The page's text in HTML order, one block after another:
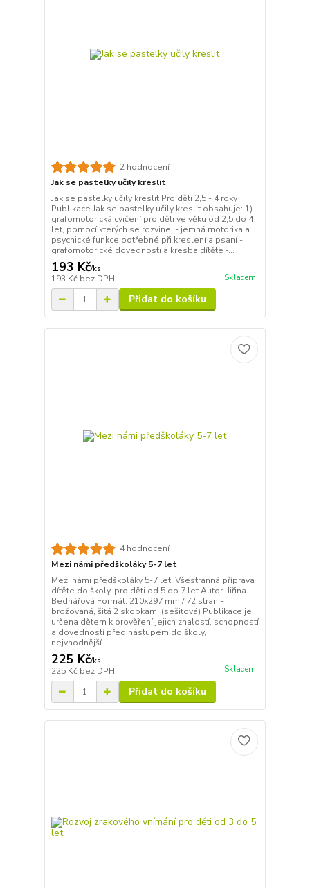
2 hodnocení
Jak se pastelky učily kreslit
Jak se pastelky učily kreslit Pro děti 2,5 - 4 roky
Publikace Jak se pastelky učily kreslit obsahuje: 1)
grafomotorická cvičení pro děti ve věku od 2,5 do 4
let, pomocí kterých se rozvine: - jemná motorika a
psychické funkce potřebné při kreslení a psaní -
grafomotorické dovednosti a kresba dítěte -...
193 Kč/ks
193 Kč bez DPH Skladem
Přidat do košíku
4 hodnocení
Mezi námi předškoláky 5-7 let
Mezi námi předškoláky 5-7 let Všestranná příprava
dítěte do školy, pro děti od 5 do 7 let Autor: Jiřina
Bednářová Formát: 210x297 mm / 72 stran -
brožovaná, šitá 2 skobkami (sešitová) Publikace je
určena dětem k prověření jejich znalostí, schopností
a dovedností před nástupem do školy,
nejvhodnější...
225 Kč/ks
225 Kč bez DPH Skladem
Přidat do košíku